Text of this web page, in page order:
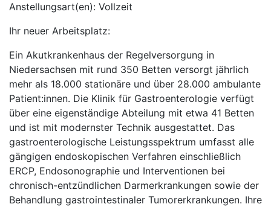
Anstellungsart(en): Vollzeit
Ihr neuer Arbeitsplatz:
Ein Akutkrankenhaus der Regelversorgung in
Niedersachsen mit rund 350 Betten versorgt jährlich
mehr als 18.000 stationäre und über 28.000 ambulante
Patient:innen. Die Klinik für Gastroenterologie verfügt
über eine eigenständige Abteilung mit etwa 41 Betten
und ist mit modernster Technik ausgestattet. Das
gastroenterologische Leistungsspektrum umfasst alle
gängigen endoskopischen Verfahren einschließlich
ERCP, Endosonographie und Interventionen bei
chronisch-entzündlichen Darmerkrankungen sowie der
Behandlung gastrointestinaler Tumorerkrankungen. Ihre